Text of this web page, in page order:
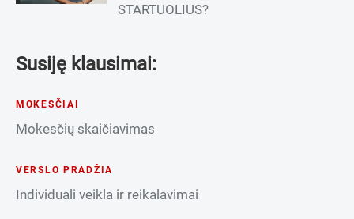
STARTUOLIUS?
Susiję klausimai:
MOKESČIAI
Mokesčių skaičiavimas
VERSLO PRADŽIA
Individuali veikla ir reikalavimai